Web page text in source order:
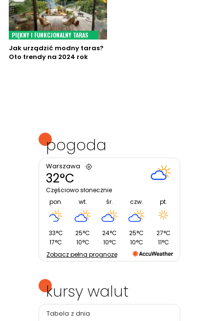
PIĘKNY I FUNKCJONALNY TARAS
Jak urządzić modny taras?
Oto trendy na 2024 rok
pogoda
Warszawa
32°C
Częściowo słonecznie
pon.
33°C
17°C
wt.
25°C
10°C
śr.
24°C
10°C
czw.
25°C
10°C
pt.
27°C
11°C
Zobacz pełną prognozę
kursy walut
Tabela z dnia